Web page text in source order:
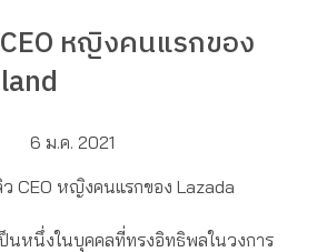
หญิงคนแรกของ
6 ม.ค. 2021
ว CEO หญิงคนแรกของ Lazada
นหนึ่งในบุคคลที่ทรงอิทธิพลในวงการ